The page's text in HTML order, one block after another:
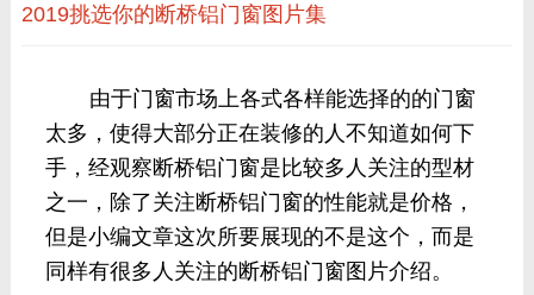
2019挑选你的断桥铝门窗图片集
由于门窗市场上各式各样能选择的的门窗
太多，使得大部分正在装修的人不知道如何下
手，经观察断桥铝门窗是比较多人关注的型材
之一，除了关注断桥铝门窗的性能就是价格，
但是小编文章这次所要展现的不是这个，而是
同样有很多人关注的断桥铝门窗图片介绍。